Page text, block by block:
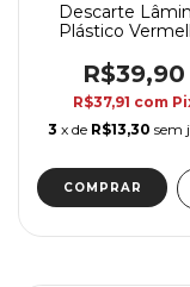
Descarte
Plástico
R$39,90
R$37,91 com
3 x de R$13,30 sem